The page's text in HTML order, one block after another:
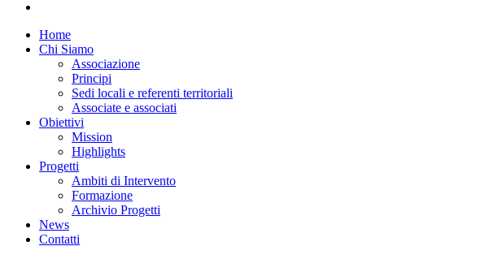
Home
Chi Siamo
Associazione
Principi
Sedi locali e referenti territoriali
Associate e associati
Obiettivi
Mission
Highlights
Progetti
Ambiti di Intervento
Formazione
Archivio Progetti
News
Contatti